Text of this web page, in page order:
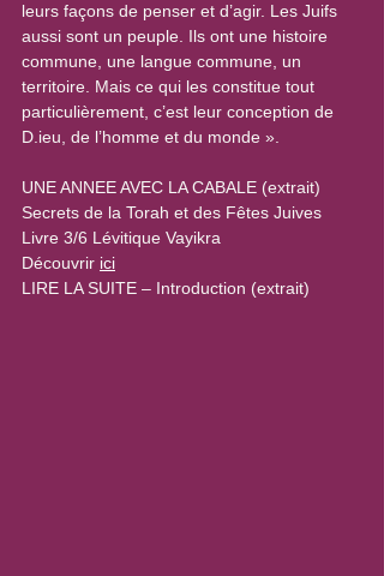
leurs façons de penser et d’agir. Les Juifs
aussi sont un peuple. Ils ont une histoire
commune, une langue commune, un
territoire. Mais ce qui les constitue tout
particulièrement, c’est leur conception de
D.ieu, de l’homme et du monde ».
UNE ANNEE AVEC LA CABALE (extrait)
Secrets de la Torah et des Fêtes Juives
Livre 3/6 Lévitique Vayikra
Découvrir ici
LIRE LA SUITE – Introduction (extrait)